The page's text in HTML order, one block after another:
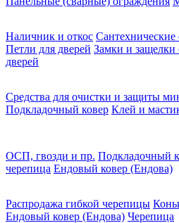
Наличник и откос
Петли для дверей Замки и защелки
дверей
Средства для очистки и защиты
Подкладочный ковер Клей и
ОСП, гвозди и пр. Подкладочный
черепица Ендовый ковер (Ендова)
Распродажа гибкой черепицы
Ендовый ковер (Ендова) Черепица